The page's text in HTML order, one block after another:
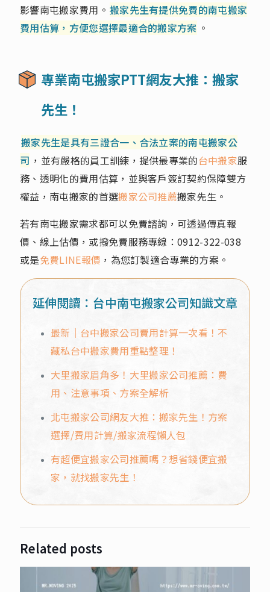
影響南屯搬家費用。 搬家先生有提供免費的南屯搬家
費用估算，方便您選擇最適合的搬家方案 。
專業南屯搬家PTT網友大推：搬家
先生！
搬家先生是具有三證合一、合法立案的南屯搬家公
司 ，並有嚴格的員工訓練，提供最專業的台中搬家服
務、透明化的費用估算，並與客戶簽訂契約保障雙方
權益，南屯搬家的首選搬家公司推薦搬家先生。
若有南屯搬家需求都可以免費諮詢，可透過傳真報
價、線上估價，或撥免費服務專線：0912-322-038
或是免費LINE報價 ，為您訂製適合專業的方案。
延伸閱讀：台中南屯搬家公司知識文章
最新｜台中搬家公司費用計算一次看！不
藏私台中搬家費用重點整理！
大里搬家眉角多！大里搬家公司推薦：費
用、注意事項、方案全解析
北屯搬家公司網友大推：搬家先生！方案
選擇/費用計算/搬家流程懶人包
有超便宜搬家公司推薦嗎？想省錢便宜搬
家，就找搬家先生！
Related posts